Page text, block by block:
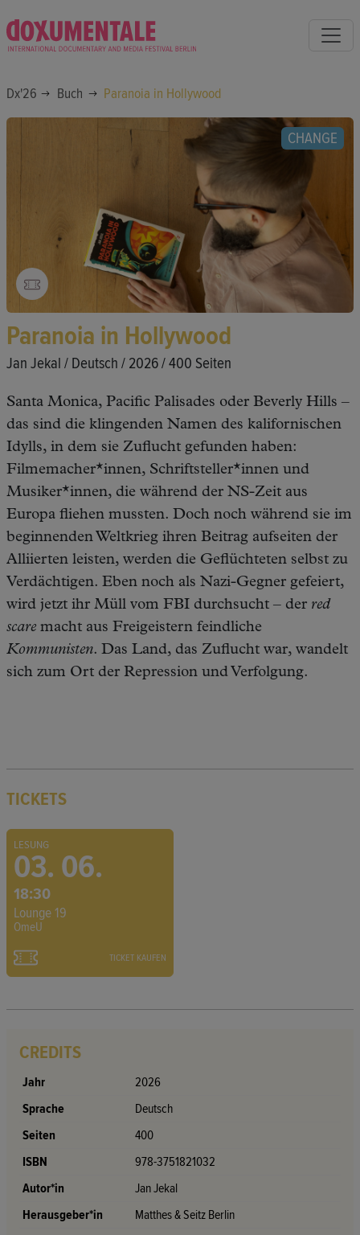
Dx'26 Buch Paranoia in Hollywood
CHANGE
Paranoia in Hollywood
Jan Jekal / Deutsch / 2026 / 400 Seiten
Santa Monica, Pacific Palisades oder Beverly Hills –
das sind die klingenden Namen des kalifornischen
Idylls, in dem sie Zuflucht gefunden haben:
Filmemacher*innen, Schriftsteller*innen und
Musiker*innen, die während der NS-Zeit aus
Europa fliehen mussten. Doch noch während sie im
beginnenden Weltkrieg ihren Beitrag aufseiten der
Alliierten leisten, werden die Geflüchteten selbst zu
Verdächtigen. Eben noch als Nazi-Gegner gefeiert,
wird jetzt ihr Müll vom FBI durchsucht – der red
scare macht aus Freigeistern feindliche
Kommunisten. Das Land, das Zuflucht war, wandelt
sich zum Ort der Repression und Verfolgung.
TICKETS
LESUNG
03. 06.
18:30
Lounge 19
OmeU
TICKET KAUFEN
CREDITS
Jahr
2026
Sprache
Deutsch
Seiten
400
ISBN
978-3751821032
Autor*in
Jan Jekal
Herausgeber*in
Matthes & Seitz Berlin